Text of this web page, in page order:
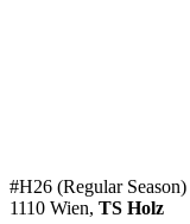
#H26 (Regular Season)
1110 Wien, TS Holz